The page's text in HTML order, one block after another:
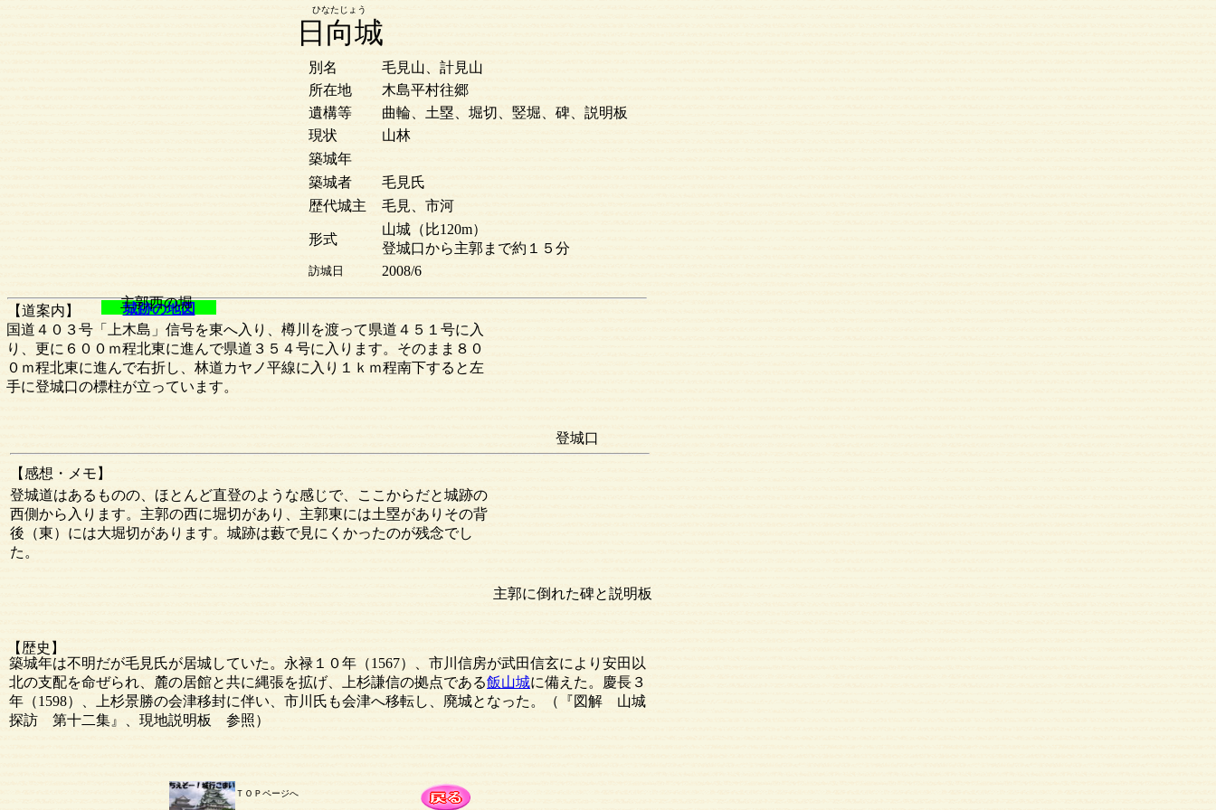
日向城
主郭西の堀
主郭に倒れた碑と説明板
別名
毛見山、計見山
所在地
木島平村往郷
遺構等
曲輪、土塁、堀切、竪堀、碑、説明板
現状
山林
築城年
築城者
毛見氏
歴代城主
毛見、市河
形式
山城（比120m）
登城口から主郭まで約１５分
訪城日 2008/6
城跡の地図
【道案内】
【感想・メモ】
ひなたじょう
国道４０３号「上木島」信号を東へ入り、樽川を渡って県道４５１号に入
り、更に６００ｍ程北東に進んで県道３５４号に入ります。そのまま８０
０ｍ程北東に進んで右折し、林道カヤノ平線に入り１ｋｍ程南下すると左
手に登城口の標柱が立っています。
登城口
築城年は不明だが毛見氏が居城していた。永禄１０年（1567）、市川信房が武田信玄により安田以
北の支配を命ぜられ、麓の居館と共に縄張を拡げ、上杉謙信の拠点である飯山城に備えた。慶長３
年（1598）、上杉景勝の会津移封に伴い、市川氏も会津へ移転し、廃城となった。（『図解 山城
探訪 第十二集』、現地説明板 参照）
【歴史】
登城道はあるものの、ほとんど直登のような感じで、ここからだと城跡の
西側から入ります。主郭の西に堀切があり、主郭東には土塁がありその背
後（東）には大堀切があります。城跡は藪で見にくかったのが残念でし
た。
ＴＯＰページへ